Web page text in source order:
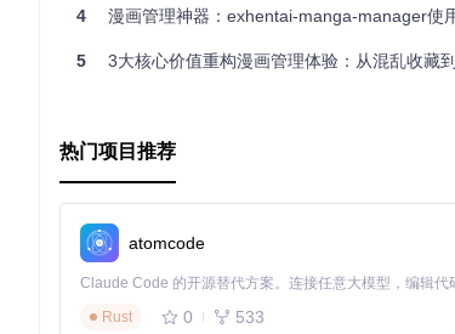
技术架构扩展路径
系统预留多方面扩展接口：在数据层可通过
式；在表现层可通过
出良好的技术扩展性。
4 漫画管理神器：exhentai-manga-manager使
5 3大核心价值重构漫画管理体验：从混乱收藏
热门项目推荐
atomcode
Rust
0 533